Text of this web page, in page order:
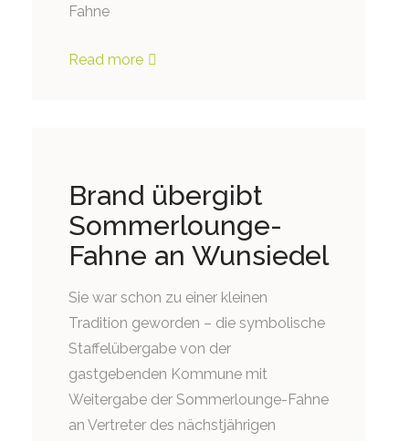
Fahne
Read more
Brand übergibt
Sommerlounge-
Fahne an Wunsiedel
Sie war schon zu einer kleinen
Tradition geworden – die symbolische
Staffelübergabe von der
gastgebenden Kommune mit
Weitergabe der Sommerlounge-Fahne
an Vertreter des nächstjährigen